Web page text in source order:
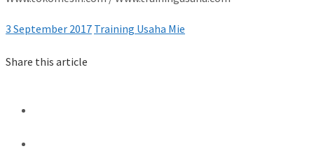
3 September 2017 Training Usaha Mie
Share this article